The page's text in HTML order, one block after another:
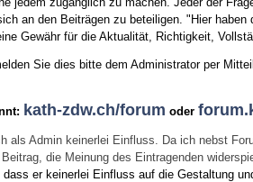
an den Beiträgen zu beteiligen. "Hier
Gewähr für die Aktualität, Richtigkeit,
Sie dies bitte dem Administrator per
kath-zdw.ch/forum oder
als Admin keinerlei Einfluss. Da ich nebst
die Meinung des Eintragenden
er keinerlei Einfluss auf die Gestaltung